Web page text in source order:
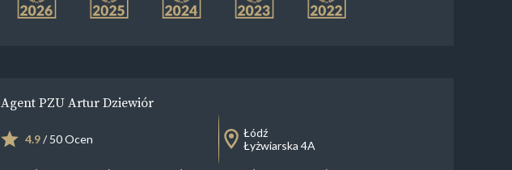
Agent PZU Artur Dziewiór
4.9/ 50 Ocen
Łódź
Łyżwiarska 4A